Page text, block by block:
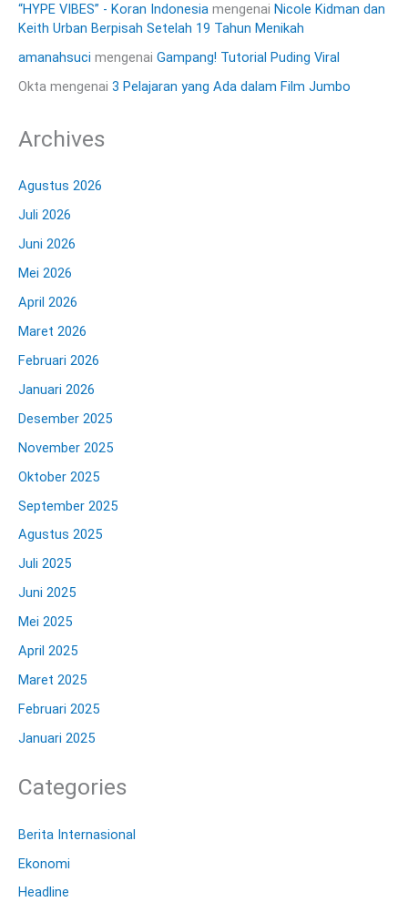
“HYPE VIBES” - Koran Indonesia mengenai Nicole Kidman dan
Keith Urban Berpisah Setelah 19 Tahun Menikah
amanahsuci mengenai Gampang! Tutorial Puding Viral
Okta mengenai 3 Pelajaran yang Ada dalam Film Jumbo
Archives
Agustus 2026
Juli 2026
Juni 2026
Mei 2026
April 2026
Maret 2026
Februari 2026
Januari 2026
Desember 2025
November 2025
Oktober 2025
September 2025
Agustus 2025
Juli 2025
Juni 2025
Mei 2025
April 2025
Maret 2025
Februari 2025
Januari 2025
Categories
Berita Internasional
Ekonomi
Headline